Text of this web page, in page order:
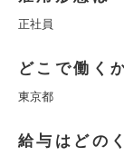
正社員
どこで働く
東京都
給与はどの